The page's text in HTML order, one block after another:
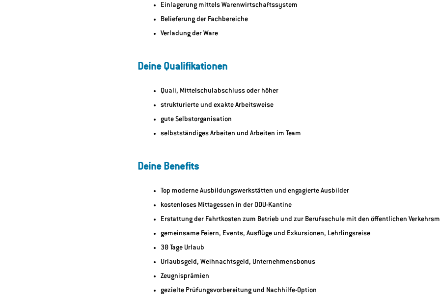
Einlagerung mittels Warenwirtschaftssystem
Belieferung der Fachbereiche
Verladung der Ware
Deine Qualifikationen
Quali, Mittelschulabschluss oder höher
strukturierte und exakte Arbeitsweise
gute Selbstorganisation
selbstständiges Arbeiten und Arbeiten im Team
Deine Benefits
Top moderne Ausbildungswerkstätten und engagierte Ausbilder
kostenloses Mittagessen in der ODU-Kantine
Erstattung der Fahrtkosten zum Betrieb und zur Berufsschule mit den öffentlichen
gemeinsame Feiern, Events, Ausflüge und Exkursionen, Lehrlingsreise
30 Tage Urlaub
Urlaubsgeld, Weihnachtsgeld, Unternehmensbonus
Zeugnisprämien
gezielte Prüfungsvorbereitung und Nachhilfe-Option